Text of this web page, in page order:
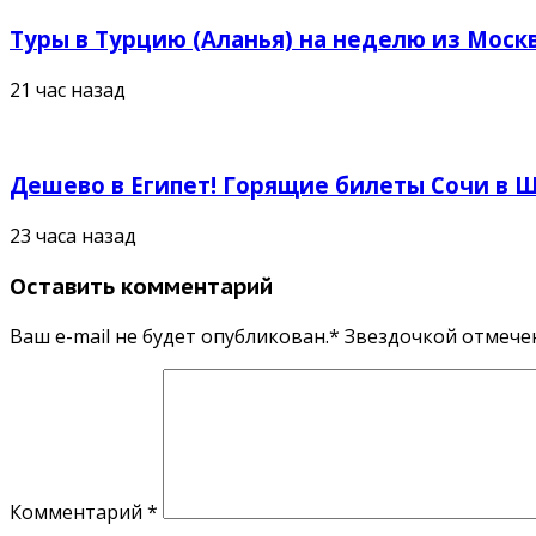
Туры в Турцию (Аланья) на неделю из
21 час назад
Дешево в Египет! Горящие билеты Сочи в
23 часа назад
Оставить комментарий
Ваш e-mail не будет опубликован.* Звездочкой
Комментарий *